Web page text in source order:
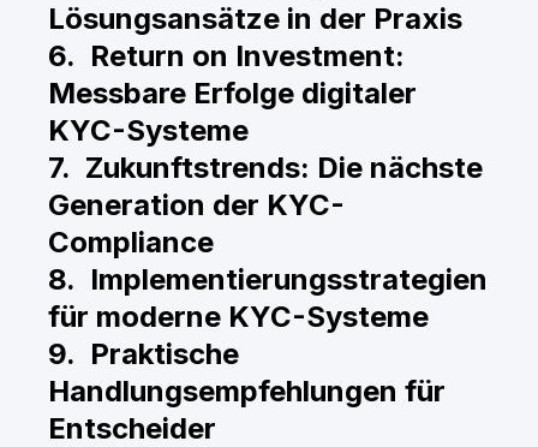
Lösungsansätze in der Praxis
6. Return on Investment:
Messbare Erfolge digitaler
KYC-Systeme
7. Zukunftstrends: Die nächste
Generation der KYC-
Compliance
8. Implementierungsstrategien
für moderne KYC-Systeme
9. Praktische
Handlungsempfehlungen für
Entscheider